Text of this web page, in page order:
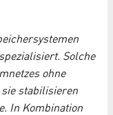
Solche
ohne
sie stabilisieren
In Kombination